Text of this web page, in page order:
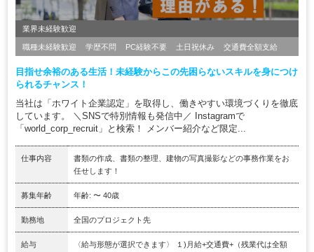
業界未経験歓迎
職種未経験歓迎 学歴不問 PC経験不要 土日祝休み 交通費全額支給
目指せ余裕のある生活！未経験からこの先困らないスキルを身につけ
られるチャンス！
当社は「ホワイト企業認定」を取得し、働きやすい環境づくりを徹底
しています。 ＼SNSで特別情報も発信中／ Instagramで
「world_corp_recruit」と検索！ メンバー紹介など限定...
仕事内容
書類の作成、書類の整理、建物の写真撮影などの事務作業をお
任せします！
募集年齢 年齢: 〜 40歳
勤務地 全国のプロジェクト先
給与
〈給与形態が選択できます〉 １)月給+交通費+（残業代は全額